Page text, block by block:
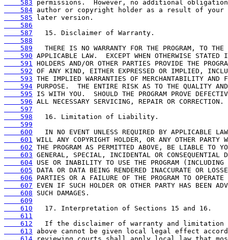
    583
    584
    585
    586
    587
    588
    589
    590
    591
    592
    593
    594
    595
    596
    597
    598
    599
    600
    601
    602
    603
    604
    605
    606
    607
    608
    609
    610
    611
    612
    613